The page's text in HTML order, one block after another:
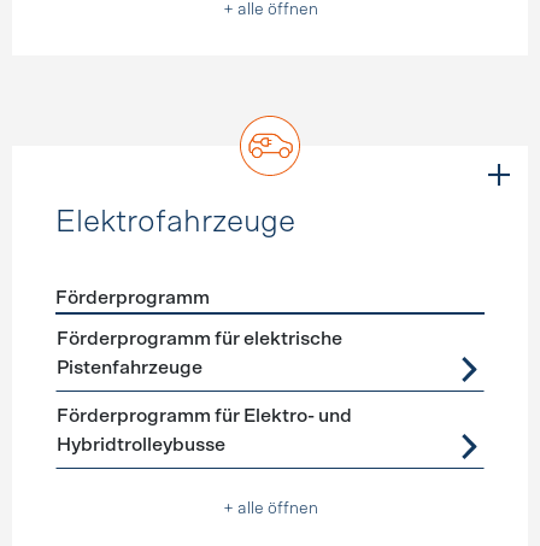
+ alle öffnen
Elektrofahrzeuge
Förderprogramme Elektrofahrzeuge
Förderprogramm
Förderprogramm für elektrische
Pistenfahrzeuge
Förderprogramm für Elektro- und
Hybridtrolleybusse
+ alle öffnen